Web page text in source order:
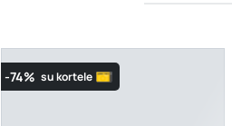
-74% su kortele